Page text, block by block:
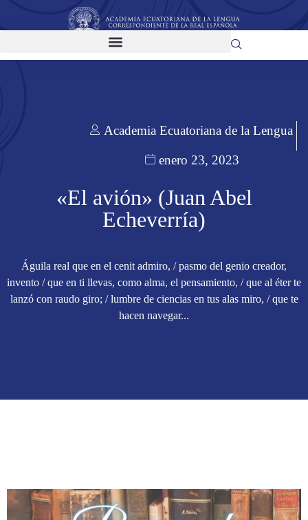
Academia Ecuatoriana de la Lengua
enero 23, 2023
«El avión» (Juan Abel
Echeverría)
Águila real que en el cenit admiro, / pasmo del genio creador,
invento / que en ti llevas, como alma, el pensamiento, / que al éter te
lanzó con raudo giro; / lumbre de ciencias en tus alas miro, / que te
hacen navegar...